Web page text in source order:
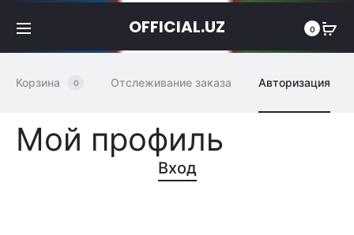
OFFICIAL.UZ 0
Корзина 0 Отслеживание заказа Авторизация
Мой профиль
Вход